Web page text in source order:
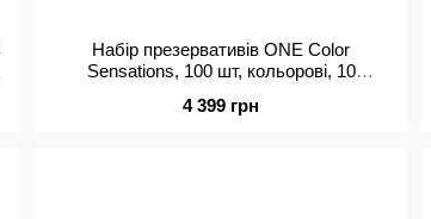
Набір презервативів ONE Color
Sensations, 100 шт, кольорові, 10
4 399 грн